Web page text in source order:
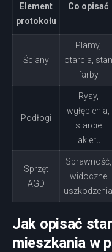
Element
protokołu
Co opisać
Ściany
Plamy,
otarcia, stan
farby
Podłogi
Rysy,
wgłębienia,
starcie
lakieru
Sprzęt
AGD
Sprawność,
widoczne
uszkodzenia
Jak opisać
mieszkania w